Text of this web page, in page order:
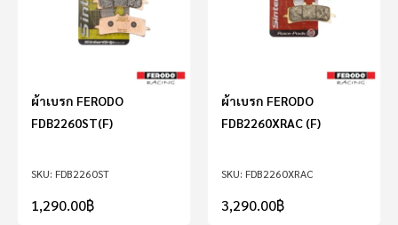
FDB2260ST
ผ้าเบรก FERODO
FDB2260ST(F)
1,290.00฿
FDB2260XRAC
ผ้าเบรก FERODO
FDB2260XRAC (F)
3,290.00฿